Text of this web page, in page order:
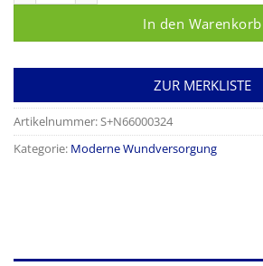
In den Warenkorb
ZUR MERKLISTE
Artikelnummer:S+N66000324
Kategorie: Moderne Wundversorgung